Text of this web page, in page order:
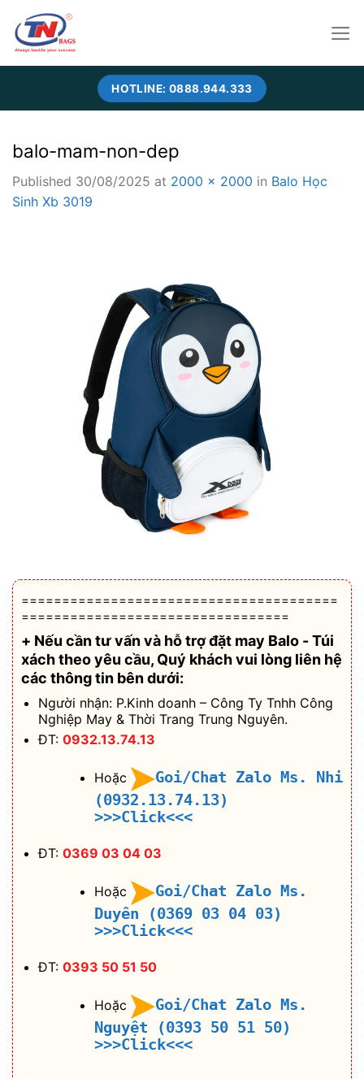
content
HOTLINE: 0888.944.333
balo-mam-non-dep
Published 30/08/2025 at 2000 × 2000 in Balo Học
Sinh Xb 3019
=======================================
=================================
+ Nếu cần tư vấn và hỗ trợđặt may Balo - Túi
xách theo yêu cầu, Quý khách vui lòng liên hệ
các thông tin bên dưới:
Người nhận: P.Kinh doanh – Công Ty Tnhh Công
Nghiệp May & Thời Trang Trung Nguyên.
ĐT: 0932.13.74.13
Hoặc
Goi/Chat Zalo Ms. Nhi
(0932.13.74.13)
>>>Click<<<
ĐT: 0369 03 04 03
Hoặc
Goi/Chat Zalo Ms.
Duyên (0369 03 04 03)
>>>Click<<<
ĐT: 0393 50 51 50
Hoặc
Goi/Chat Zalo Ms.
Nguyệt (0393 50 51 50)
>>>Click<<<